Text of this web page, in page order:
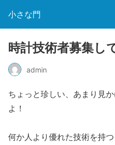
小さな門
時計技術者募集し
admin
ちょっと珍しい、あまり見
よ！
何か人より優れた技術を持